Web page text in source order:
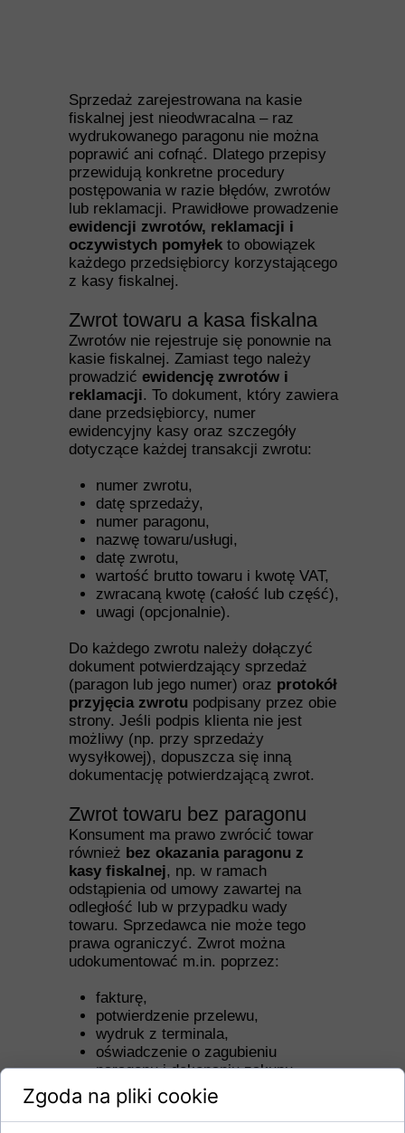
Sprzedaż zarejestrowana na kasie
fiskalnej jest nieodwracalna – raz
wydrukowanego paragonu nie można
poprawić ani cofnąć. Dlatego przepisy
przewidują konkretne procedury
postępowania w razie błędów, zwrotów
lub reklamacji. Prawidłowe prowadzenie
ewidencji zwrotów, reklamacji i
oczywistych pomyłek to obowiązek
każdego przedsiębiorcy korzystającego
z kasy fiskalnej.
Zwrot towaru a kasa fiskalna
Zwrotów nie rejestruje się ponownie na
kasie fiskalnej. Zamiast tego należy
prowadzić ewidencję zwrotów i
reklamacji. To dokument, który zawiera
dane przedsiębiorcy, numer
ewidencyjny kasy oraz szczegóły
dotyczące każdej transakcji zwrotu:
numer zwrotu,
datę sprzedaży,
numer paragonu,
nazwę towaru/usługi,
datę zwrotu,
wartość brutto towaru i kwotę VAT,
zwracaną kwotę (całość lub część),
uwagi (opcjonalnie).
Do każdego zwrotu należy dołączyć
dokument potwierdzający sprzedaż
(paragon lub jego numer) oraz protokół
przyjęcia zwrotu podpisany przez obie
strony. Jeśli podpis klienta nie jest
możliwy (np. przy sprzedaży
wysyłkowej), dopuszcza się inną
dokumentację potwierdzającą zwrot.
Zwrot towaru bez paragonu
Konsument ma prawo zwrócić towar
również bez okazania paragonu z
kasy fiskalnej, np. w ramach
odstąpienia od umowy zawartej na
odległość lub w przypadku wady
towaru. Sprzedawca nie może tego
prawa ograniczyć. Zwrot można
udokumentować m.in. poprzez:
fakturę,
potwierdzenie przelewu,
wydruk z terminala,
oświadczenie o zagubieniu
paragonu i dokonaniu zakupu,
zeznania świadków,
dokument gwarancji.
Zgoda na pliki cookie